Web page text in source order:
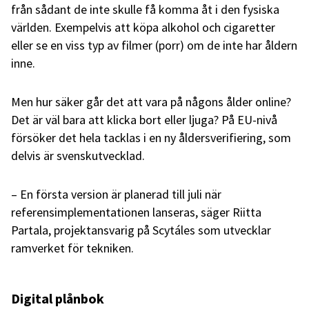
från sådant de inte skulle få komma åt i den fysiska
världen. Exempelvis att köpa alkohol och cigaretter
eller se en viss typ av filmer (porr) om de inte har åldern
inne.
Men hur säker går det att vara på någons ålder online?
Det är väl bara att klicka bort eller ljuga? På EU-nivå
försöker det hela tacklas i en ny åldersverifiering, som
delvis är svenskutvecklad.
– En första version är planerad till juli när
referensimplementationen lanseras, säger Riitta
Partala, projektansvarig på Scytáles som utvecklar
ramverket för tekniken.
Digital plånbok